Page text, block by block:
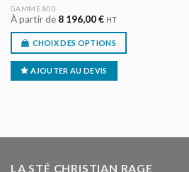
GAMME 800
À partir de 8 196,00€ HT
CHOIX DES OPTIONS
AJOUTER AU DEVIS
LA STÉ CHRISTIAN RAGE